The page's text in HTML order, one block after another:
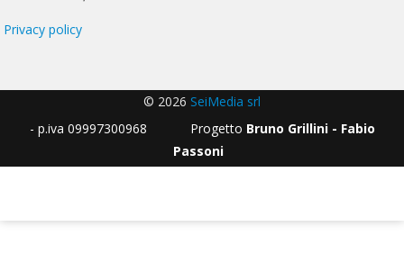
Privacy policy
© 2026 SeiMedia srl
- p.iva 09997300968 Progetto Bruno Grillini - Fabio
Passoni